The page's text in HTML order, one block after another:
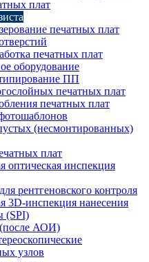
плат
печатных плат
печатных плат
оборудование
ПП
печатных плат
печатных плат
(несмонтированных)
плат
оптическая инспекция
рентгеновского контроля
3D-инспекция нанесения
(SPI)
АОИ)
узлов